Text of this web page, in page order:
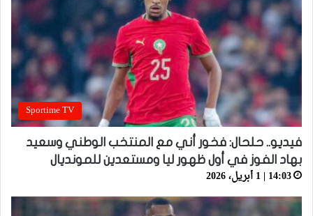
Sportime TV
فيديو.. حلحال: فخور أني مع المنتخب الوطني وسعيد
بهاد الفوز في أول ظهور ليا ومستعدين للمونديال
14:03 | 1 أبريل، 2026